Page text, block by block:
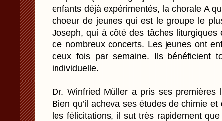
enfants déjà expérimentés, la chorale A
choeur de jeunes qui est le groupe le
Joseph, qui à côté des tâches
de nombreux concerts. Les jeunes ont
deux fois par semaine. Ils bénéficient
individuelle.
Dr. Winfried Müller a pris ses premières
Bien qu’il acheva ses études de chimie et
les félicitations, il sut très rapidement